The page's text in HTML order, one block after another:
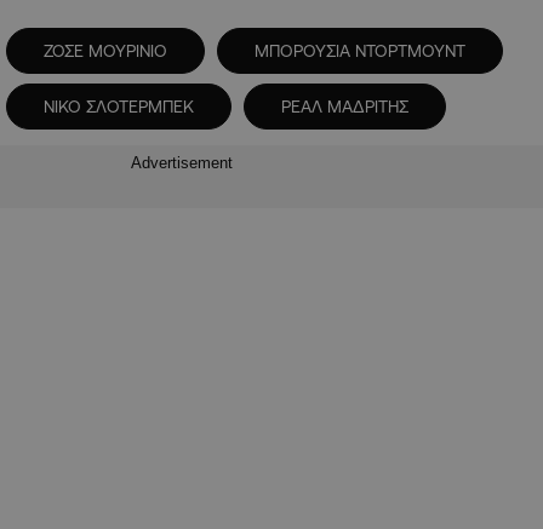
ΖΟΣΕ ΜΟΥΡΙΝΙΟ ΜΠΟΡΟΥΣΙΑ ΝΤΟΡΤΜΟΥΝΤ
ΝΙΚΟ ΣΛΟΤΕΡΜΠΕΚ ΡΕΑΛ ΜΑΔΡΙΤΗΣ
Advertisement